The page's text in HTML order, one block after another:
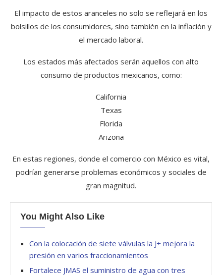
El impacto de estos aranceles no solo se reflejará en los
bolsillos de los consumidores, sino también en la inflación y
el mercado laboral.
Los estados más afectados serán aquellos con alto
consumo de productos mexicanos, como:
California
Texas
Florida
Arizona
En estas regiones, donde el comercio con México es vital,
podrían generarse problemas económicos y sociales de
gran magnitud.
You Might Also Like
Con la colocación de siete válvulas la J+ mejora la
presión en varios fraccionamientos
Fortalece JMAS el suministro de agua con tres